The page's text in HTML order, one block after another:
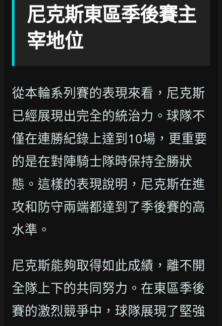
尼克斯東區季後賽主
宰地位
從本輪系列賽的表現來看，尼克斯
已經展現出完全的統治力。球隊不
僅在連勝紀錄上達到10場，更重要
的是在對陣騎士隊時保持全勝狀
態。這樣的表現說明，尼克斯在進
攻和防守兩端都達到了季後賽的高
水準。
尼克斯能夠取得如此成績，離不開
全隊上下的共同努力。在東區季後
賽的激烈競爭中，球隊展現了堅強